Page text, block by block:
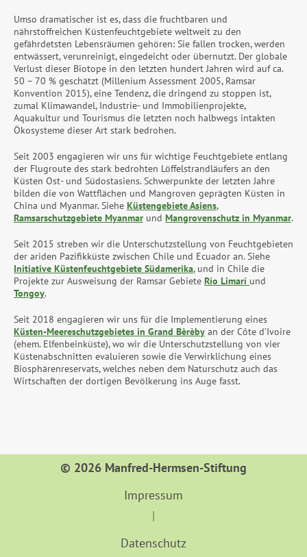
Umso dramatischer ist es, dass die fruchtbaren und
nährstoffreichen Küstenfeuchtgebiete weltweit zu den
gefährdetsten Lebensräumen gehören: Sie fallen trocken, werden
entwässert, verunreinigt, eingedeicht oder übernutzt. Der globale
Verlust dieser Biotope in den letzten hundert Jahren wird auf ca.
50 – 70 % geschätzt (Millenium Assessment 2005, Ramsar
Konvention 2015), eine Tendenz, die dringend zu stoppen ist,
zumal Klimawandel, Industrie- und Immobilienprojekte,
Aquakultur und Tourismus die letzten noch halbwegs intakten
Ökosysteme dieser Art stark bedrohen.
Seit 2003 engagieren wir uns für wichtige Feuchtgebiete entlang
der Flugroute des stark bedrohten Löffelstrandläufers an den
Küsten Ost- und Südostasiens. Schwerpunkte der letzten Jahre
bilden die von Wattflächen und Mangroven geprägten Küsten in
China und Myanmar. Siehe Küstengebiete Asiens,
Ramsarschutzgebiete Myanmar und Mangrovenschutz in Myanmar.
Seit 2015 streben wir die Unterschutzstellung von Feuchtgebieten
der ariden Pazifikküste zwischen Chile und Ecuador an. Siehe
Initiative Küstenfeuchtgebiete Südamerika, und in Chile die
Projekte zur Ausweisung der Ramsar Gebiete Río Limarí und
Tongoy.
Seit 2018 engagieren wir uns für die Implementierung eines
Küsten-Meereschutzgebietes in Grand Bèrèby an der Côte d’Ivoire
(ehem. Elfenbeinküste), wo wir die Unterschutzstellung von vier
Küstenabschnitten evaluieren sowie die Verwirklichung eines
Biosphärenreservats, welches neben dem Naturschutz auch das
Wirtschaften der dortigen Bevölkerung ins Auge fasst.
© 2026 Manfred-Hermsen-Stiftung
Impressum
Datenschutz